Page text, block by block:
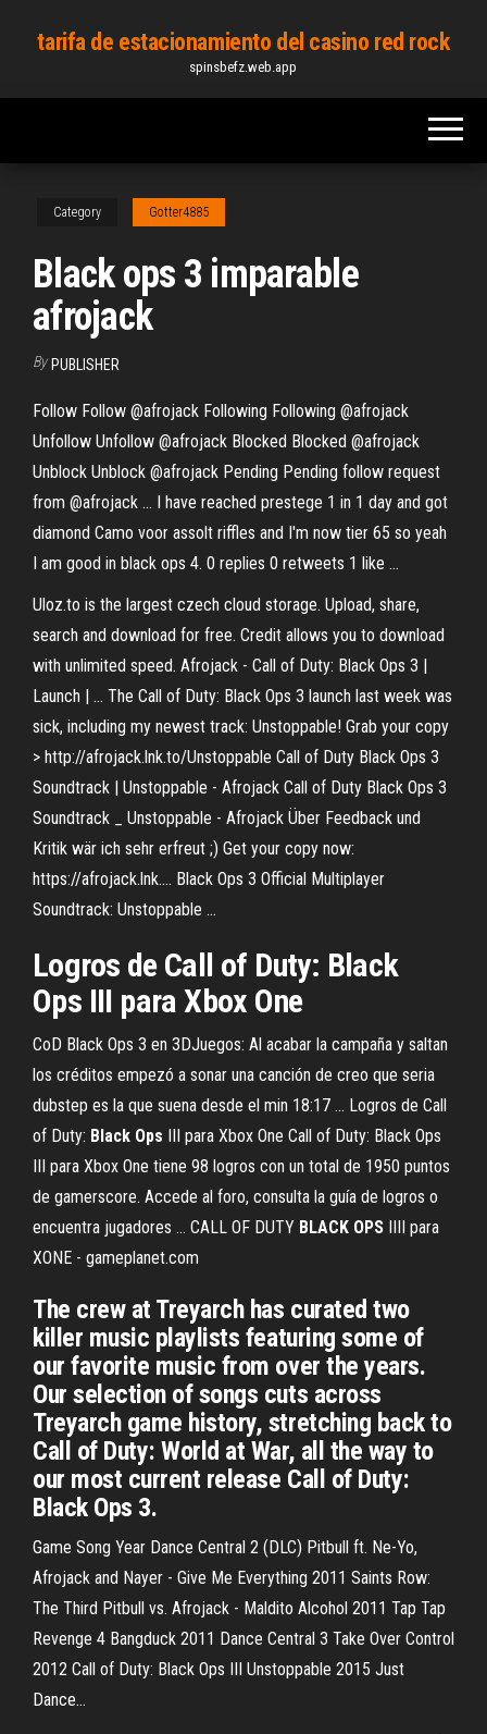
content
tarifa de estacionamiento del casino red rock
spinsbefz.web.app
Category Gotter4885
Black ops 3 imparable
afrojack
By PUBLISHER
Follow Follow @afrojack Following Following @afrojack
Unfollow Unfollow @afrojack Blocked Blocked @afrojack
Unblock Unblock @afrojack Pending Pending follow request
from @afrojack ... I have reached prestege 1 in 1 day and got
diamond Camo voor assolt riffles and I'm now tier 65 so yeah
I am good in black ops 4. 0 replies 0 retweets 1 like ...
Uloz.to is the largest czech cloud storage. Upload, share,
search and download for free. Credit allows you to download
with unlimited speed. Afrojack - Call of Duty: Black Ops 3 |
Launch | … The Call of Duty: Black Ops 3 launch last week was
sick, including my newest track: Unstoppable! Grab your copy
> http://afrojack.lnk.to/Unstoppable Call of Duty Black Ops 3
Soundtrack | Unstoppable - Afrojack Call of Duty Black Ops 3
Soundtrack _ Unstoppable - Afrojack Über Feedback und
Kritik wär ich sehr erfreut ;) Get your copy now:
https://afrojack.lnk.... Black Ops 3 Official Multiplayer
Soundtrack: Unstoppable ...
Logros de Call of Duty: Black
Ops III para Xbox One
CoD Black Ops 3 en 3DJuegos: Al acabar la campaña y saltan
los créditos empezó a sonar una canción de creo que seria
dubstep es la que suena desde el min 18:17 ... Logros de Call
of Duty: Black Ops III para Xbox One Call of Duty: Black Ops
III para Xbox One tiene 98 logros con un total de 1950 puntos
de gamerscore. Accede al foro, consulta la guía de logros o
encuentra jugadores ... CALL OF DUTY BLACK OPS IIII para
XONE - gameplanet.com
The crew at Treyarch has curated two
killer music playlists featuring some of
our favorite music from over the years.
Our selection of songs cuts across
Treyarch game history, stretching back to
Call of Duty: World at War, all the way to
our most current release Call of Duty:
Black Ops 3.
Game Song Year Dance Central 2 (DLC) Pitbull ft. Ne-Yo,
Afrojack and Nayer - Give Me Everything 2011 Saints Row:
The Third Pitbull vs. Afrojack - Maldito Alcohol 2011 Tap Tap
Revenge 4 Bangduck 2011 Dance Central 3 Take Over Control
2012 Call of Duty: Black Ops III Unstoppable 2015 Just
Dance...